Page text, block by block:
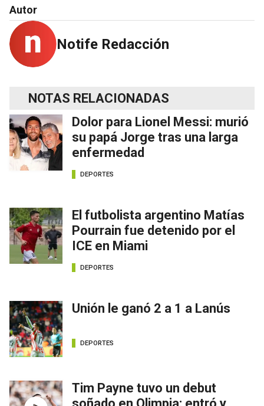
Autor
Notife Redacción
NOTAS RELACIONADAS
Dolor para Lionel Messi: murió
su papá Jorge tras una larga
enfermedad
DEPORTES
El futbolista argentino Matías
Pourrain fue detenido por el
ICE en Miami
DEPORTES
Unión le ganó 2 a 1 a Lanús
DEPORTES
Tim Payne tuvo un debut
soñado en Olimpia: entró y